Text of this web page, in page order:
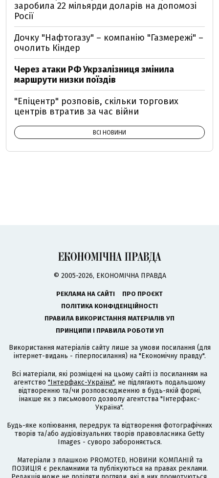
заробила 22 мільярди доларів на допомозі
Росії
Дочку "Нафтогазу" – компанію "Газмережі" –
очолить Кіндер
Через атаки РФ Укрзалізниця змінила
маршрути низки поїздів
"Епіцентр" розповів, скільки торгових
центрів втратив за час війни
ВСІ НОВИНИ
© 2005-2026, ЕКОНОМІЧНА ПРАВДА
РЕКЛАМА НА САЙТІ
ПРО ПРОЄКТ
ПОЛІТИКА КОНФІДЕНЦІЙНОСТІ
ПРАВИЛА ВИКОРИСТАННЯ МАТЕРІАЛІВ УП
ПРИНЦИПИ І ПРАВИЛА РОБОТИ УП
Використання матеріалів сайту лише за умови посилання (для
інтернет-видань - гіперпосилання) на "Економічну правду".
Всі матеріали, які розміщені на цьому сайті із посиланням на
агентство "Інтерфакс-Україна", не підлягають подальшому
відтворенню та/чи розповсюдженню в будь-якій формі,
інакше як з письмового дозволу агентства "Інтерфакс-
Україна".
Будь-яке копіювання, передрук та відтворення фотографічних
творів та/або аудіовізуальних творів правовласника Getty
Images - суворо забороняється.
Матеріали з плашкою PROMOTED, НОВИНИ КОМПАНІЙ та
ПОЗИЦІЯ є рекламними та публікуються на правах реклами.